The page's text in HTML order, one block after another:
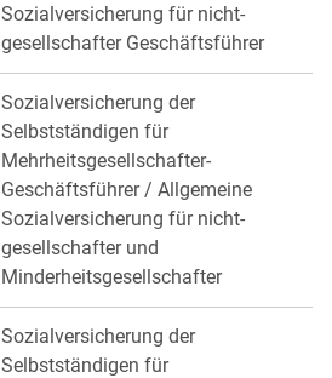
Sozialversicherung für nicht-
gesellschafter Geschäftsführer
Sozialversicherung der
Selbstständigen für
Mehrheitsgesellschafter-
Geschäftsführer / Allgemeine
Sozialversicherung für nicht-
gesellschafter und
Minderheitsgesellschafter
Sozialversicherung der
Selbstständigen für